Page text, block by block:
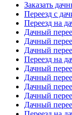
Заказать
Переезд с
Переезд на
Дачный
Дачный
Дачный
Переезд на
Дачный
Дачный
Дачный
Дачный
Дачный